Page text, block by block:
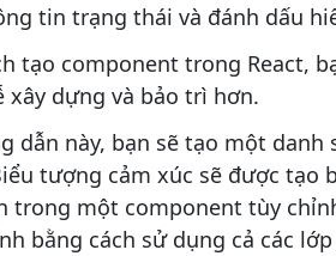
tin trạng thái và đánh dấu
tạo component trong React,
xây dựng và bảo trì hơn.
dẫn này, bạn sẽ tạo một
tượng cảm xúc sẽ được
trong một component tùy
bằng cách sử dụng cả các